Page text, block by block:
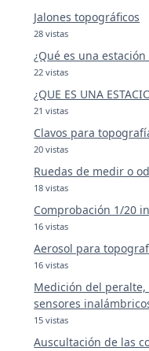
Jalones topográficos
28 vistas
¿Qué es una
22 vistas
¿QUE ES UNA
21 vistas
Clavos para
20 vistas
Ruedas de medir o
18 vistas
Comprobación 1/20
16 vistas
Aerosol para
16 vistas
Medición del
sensores
15 vistas
Auscultación de las